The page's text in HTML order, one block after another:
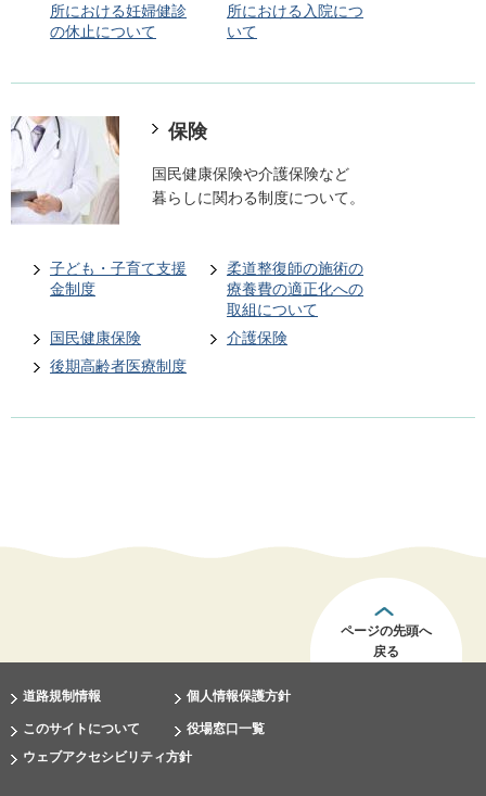
所における妊婦健診
の休止について
所における入院につ
いて
保険
国民健康保険や介護保険など
暮らしに関わる制度について。
子ども・子育て支援
金制度
柔道整復師の施術の
療養費の適正化への
取組について
国民健康保険
介護保険
後期高齢者医療制度
ページの先頭へ
戻る
道路規制情報 個人情報保護方針
このサイトについて
役場窓口一覧
ウェブアクセシビリティ方針